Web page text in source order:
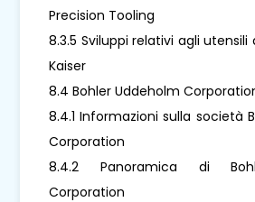
Precision Tooling
8.3.5 Sviluppi relativi agli utensili
Kaiser
8.4 Bohler Uddeholm
8.4.1 Informazioni sulla società
Corporation
8.4.2 Panoramica di
Corporation